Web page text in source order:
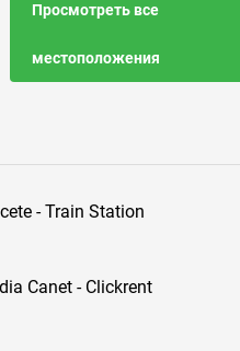
Просмотреть все
местоположения
- Train Station
Canet - Clickrent